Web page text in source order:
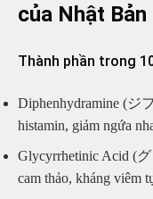
của Nhật
Thành phần trong
Diphenhydramine (ジ
histamin, giảm ngứa
Glycyrrhetinic Acid (
cam thảo, kháng viêm